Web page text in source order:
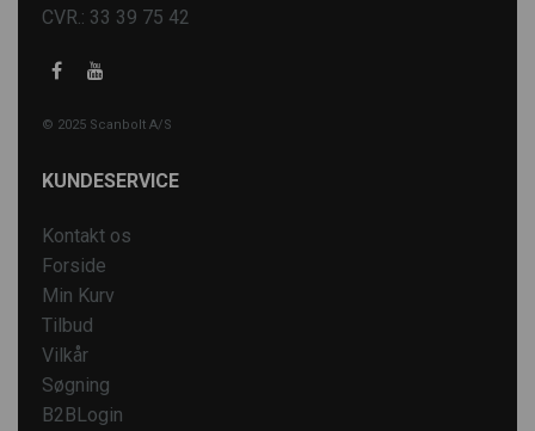
CVR.: 33 39 75 42
© 2025 Scanbolt A/S
KUNDESERVICE
Kontakt os
Forside
Min Kurv
Tilbud
Vilkår
Søgning
B2BLogin